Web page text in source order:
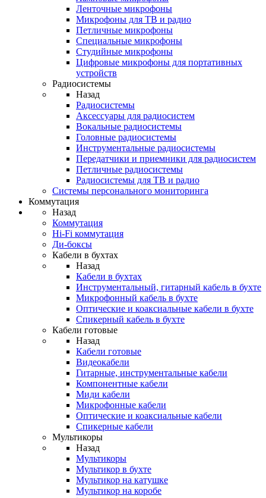
Ленточные микрофоны
Микрофоны для ТВ и радио
Петличные микрофоны
Специальные микрофоны
Студийные микрофоны
Цифровые микрофоны для портативных
устройств
Радиосистемы
Назад
Радиосистемы
Аксессуары для радиосистем
Вокальные радиосистемы
Головные радиосистемы
Инструментальные радиосистемы
Передатчики и приемники для радиосистем
Петличные радиосистемы
Радиосистемы для ТВ и радио
Системы персонального мониторинга
Коммутация
Назад
Коммутация
Hi-Fi коммутация
Ди-боксы
Кабели в бухтах
Назад
Кабели в бухтах
Инструментальный, гитарный кабель в бухте
Микрофонный кабель в бухте
Оптические и коаксиальные кабели в бухте
Спикерный кабель в бухте
Кабели готовые
Назад
Кабели готовые
Видеокабели
Гитарные, инструментальные кабели
Компонентные кабели
Миди кабели
Микрофонные кабели
Оптические и коаксиальные кабели
Спикерные кабели
Мультикоры
Назад
Мультикоры
Мультикор в бухте
Мультикор на катушке
Мультикор на коробе